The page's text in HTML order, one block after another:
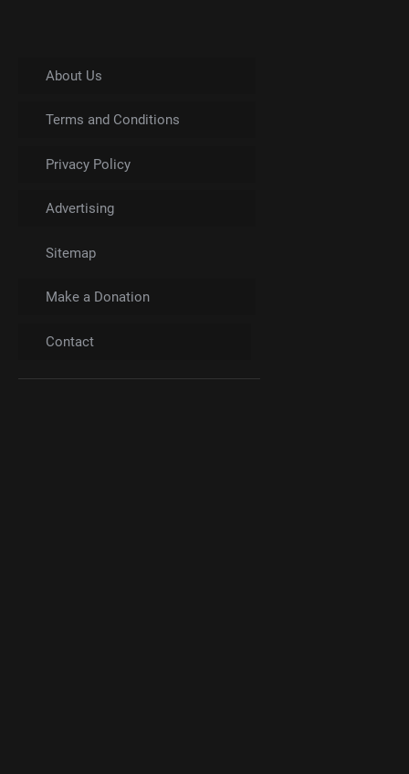
About Us
Terms and Conditions
Privacy Policy
Advertising
Sitemap
Make a Donation
Contact